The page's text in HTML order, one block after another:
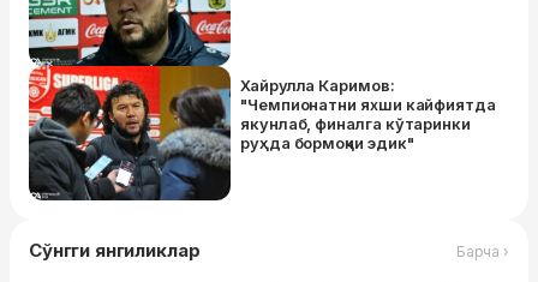
Хайрулла Каримов:
"Чемпионатни яхши кайфиятда
якунлаб, финалга кўтаринки
руҳда бормоқчи эдик"
Сўнгги янгиликлар Барча ›